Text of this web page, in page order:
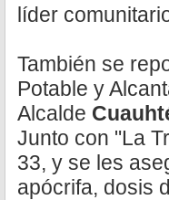
líder
También se
Potable y
Alcalde
Junto con "La
33, y se les
apócrifa, dosis